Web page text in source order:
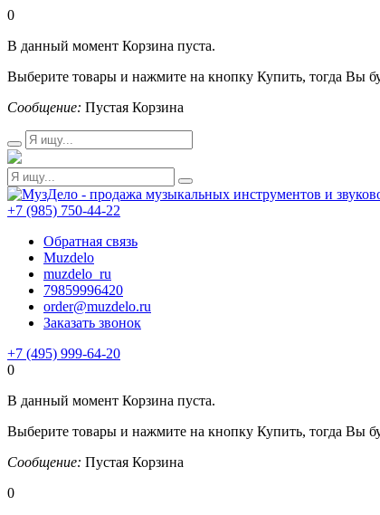
0
В данный момент Корзина пуста.
Выберите товары и нажмите на кнопку Купить, тогда Вы
Сообщение: Пустая Корзина
+7 (985) 750-44-22
Обратная связь
Muzdelo
muzdelo_ru
79859996420
order@muzdelo.ru
Заказать звонок
+7 (495) 999-64-20
0
В данный момент Корзина пуста.
Выберите товары и нажмите на кнопку Купить, тогда Вы
Сообщение: Пустая Корзина
0